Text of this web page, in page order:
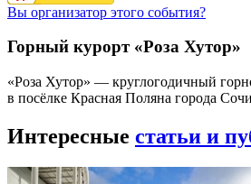
Вы организатор этого события?
Горный курорт «Роза Хутор»
«Роза Хутор» — круглогодичный
в посёлке Красная Поляна города
Интересные статьи и